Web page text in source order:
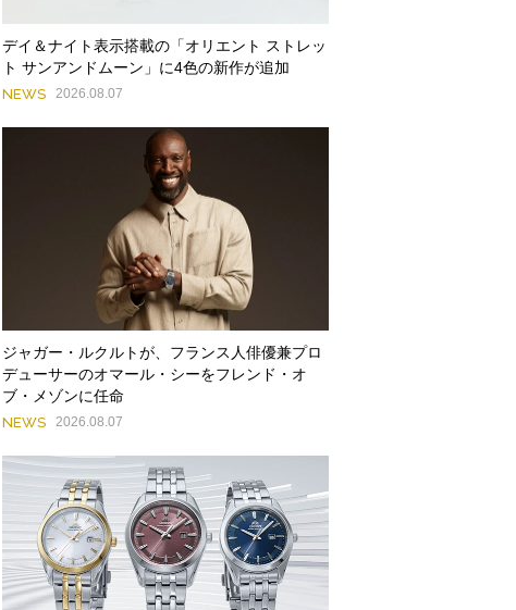
デイ＆ナイト表示搭載の「オリエント ストレッ
ト サンアンドムーン」に4色の新作が追加
NEWS 2026.08.07
ジャガー・ルクルトが、フランス人俳優兼プロ
デューサーのオマール・シーをフレンド・オ
ブ・メゾンに任命
NEWS 2026.08.07